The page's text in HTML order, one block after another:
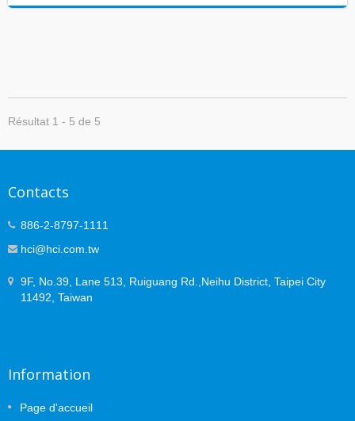
Résultat 1 - 5 de 5
Contacts
886-2-8797-1111
hci@hci.com.tw
9F, No.39, Lane 513, Ruiguang Rd.,Neihu District, Taipei City
11492, Taiwan
Information
Page d'accueil